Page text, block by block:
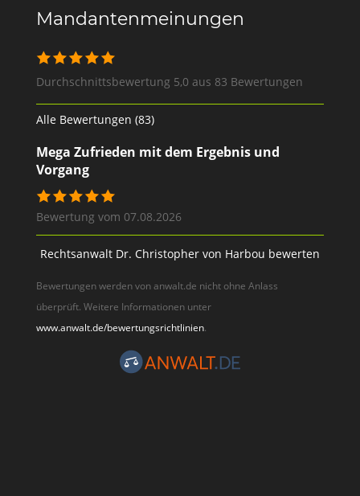
Mandantenmeinungen
Durchschnittsbewertung 5,0 aus 83 Bewertungen
Alle Bewertungen (83)
Mega Zufrieden mit dem Ergebnis und
Vorgang
Bewertung vom 07.08.2026
Rechtsanwalt Dr. Christopher von Harbou bewerten
Bewertungen werden von anwalt.de nicht ohne Anlass
überprüft. Weitere Informationen unter
www.anwalt.de/bewertungsrichtlinien.